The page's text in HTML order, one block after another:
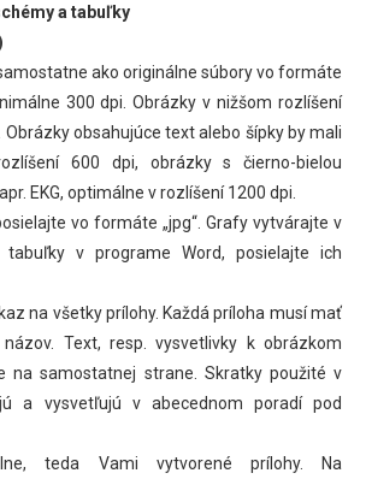
a tabuľky
ako originálne súbory vo formáte
300 dpi. Obrázky v nižšom rozlíšení
obsahujúce text alebo šípky by mali
600 dpi, obrázky s čierno-bielou
EKG, optimálne v rozlíšení 1200 dpi.
vo formáte „jpg“. Grafy vytvárajte v
v programe Word, posielajte ich
na všetky prílohy. Každá príloha musí mať
Text, resp. vysvetlivky k obrázkom
na samostatnej strane. Skratky použité v
a vysvetľujú v abecednom poradí pod
teda Vami vytvorené prílohy. Na